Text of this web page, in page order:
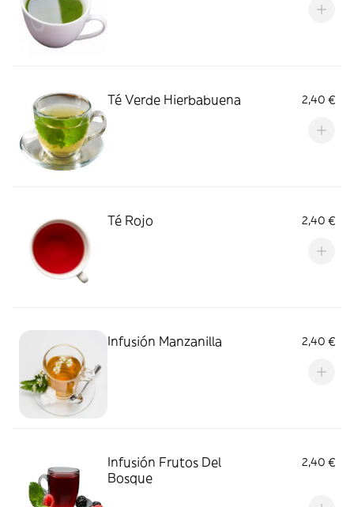
Té Verde Hierbabuena 2,40 €
Té Rojo 2,40 €
Infusión Manzanilla 2,40 €
Infusión Frutos Del
Bosque
2,40 €